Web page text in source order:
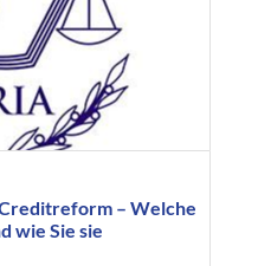
– Welche
wie Sie sie